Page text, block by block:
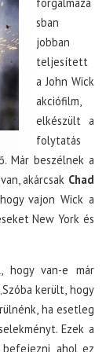
sban
jobban
teljesített
a John Wick
akciófilm,
elkészült a
folytatás
Már beszélnek a
akárcsak Chad
vajon Wick a
New York és
hogy van-e már
került, hogy
ha esetleg
Ezek a
befejezni, ahol ez